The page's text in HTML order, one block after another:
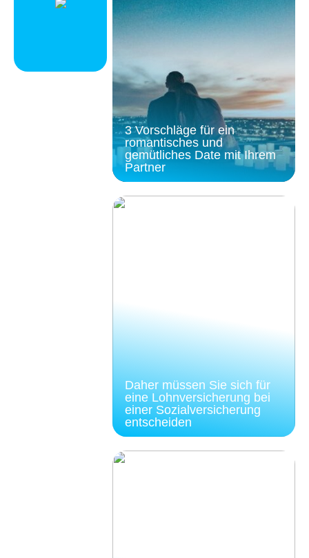
3 Vorschläge für ein
romantisches und
gemütliches Date mit Ihrem
Partner
Daher müssen Sie sich für
eine Lohnversicherung bei
einer Sozialversicherung
entscheiden